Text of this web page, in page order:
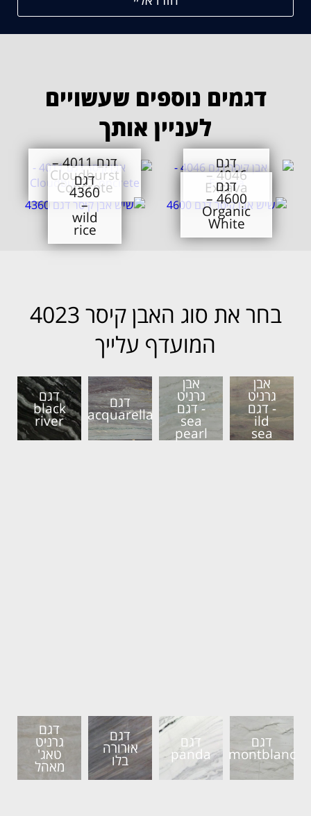
דגמים נוספים שעשויים
לעניין אותך
דגם
4046 –
Excava
דגם 4011 –
Cloudburst
Concrete דגם
4600 –
Organic
White
דגם
4360
–
wild
rice
בחר את סוג האבן קיסר 4023
המועדף עלייך
אבן
גרניט
- דגם
ild
sea
אבן
גרניט
- דגם
sea
pearl
דגם
acquarella
דגם
black
river
דגם
montblanc
דגם
panda
דגם
אורורה
בלו
דגם
גרניט
טאג'
מאהל